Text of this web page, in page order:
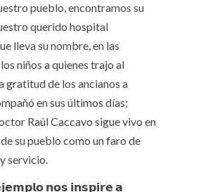
pueblo, encontramos su
querido hospital
lleva su nombre, en las
niños a quienes trajo al
gratitud de los ancianos a
en sus últimos días;
Raúl Caccavo sigue vivo en
su pueblo como un faro de
servicio.
𝗻𝗼𝘀 𝗶𝗻𝘀𝗽𝗶𝗿𝗲 𝗮